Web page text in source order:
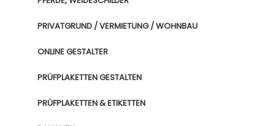
PRIVATGRUND / VERMIETUNG / WOHNBAU
ONLINE GESTALTER
PRÜFPLAKETTEN GESTALTEN
PRÜFPLAKETTEN & ETIKETTEN